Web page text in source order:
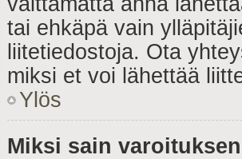
tai ehkäpä vain
liitetiedostoja. Ota
miksi et voi lähettää
Ylös
Miksi sain